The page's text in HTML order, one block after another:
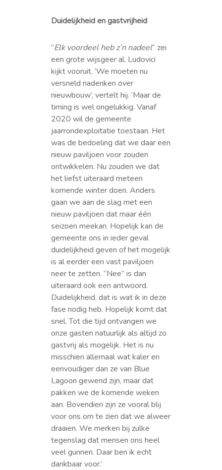
Duidelijkheid en gastvrijheid
“Elk voordeel heb z’n nadeel” zei
een grote wijsgeer al. Ludovici
kijkt vooruit. ‘We moeten nu
versneld nadenken over
nieuwbouw’, vertelt hij. ‘Maar de
timing is wel ongelukkig. Vanaf
2020 wil de gemeente
jaarrondexploitatie toestaan. Het
was de bedoeling dat we daar een
nieuw paviljoen voor zouden
ontwikkelen. Nu zouden we dat
het liefst uiteraard meteen
komende winter doen. Anders
gaan we aan de slag met een
nieuw paviljoen dat maar één
seizoen meekan. Hopelijk kan de
gemeente ons in ieder geval
duidelijkheid geven of het mogelijk
is al eerder een vast paviljoen
neer te zetten. “Nee” is dan
uiteraard ook een antwoord.
Duidelijkheid, dat is wat ik in deze
fase nodig heb. Hopelijk komt dat
snel. Tot die tijd ontvangen we
onze gasten natuurlijk als altijd zo
gastvrij als mogelijk. Het is nu
misschien allemaal wat kaler en
eenvoudiger dan ze van Blue
Lagoon gewend zijn, maar dat
pakken we de komende weken
aan. Bovendien zijn ze vooral blij
voor ons om te zien dat we alweer
draaien. We merken bij zulke
tegenslag dat mensen ons heel
veel gunnen. Daar ben ik echt
dankbaar voor.’